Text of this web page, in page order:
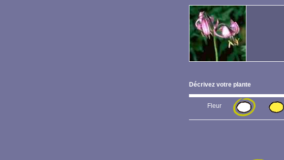
Décrivez votre plante
Fleur